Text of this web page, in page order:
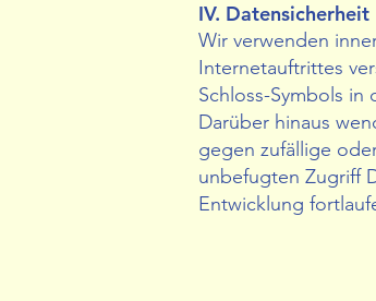
IV. Datensicherheit
Wir verwenden
Internetauftrittes
Schloss-Symbols in
Darüber hinaus
gegen zufällige
unbefugten Zugriff
Entwicklung